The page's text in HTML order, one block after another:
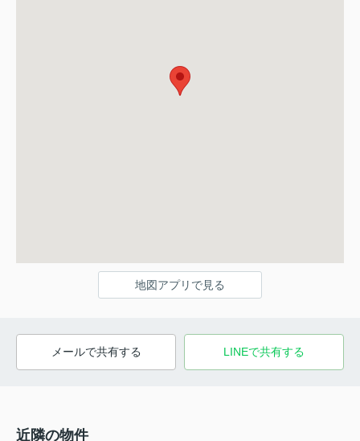
地図アプリで見る
メールで共有する LINEで共有する
近隣の物件